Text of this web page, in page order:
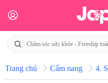
Trang chủ Cẩm nang 4.